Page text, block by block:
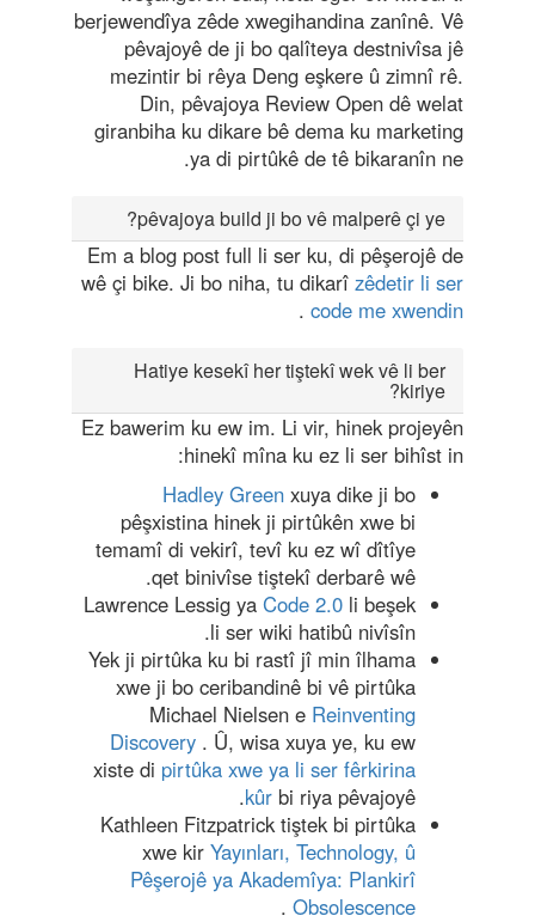
berjewendîya zêde xwegihandina zanînê. Vê
pêvajoyê de ji bo qalîteya destnivîsa jê
mezintir bi rêya Deng eşkere û zimnî rê.
Din, pêvajoya Review Open dê welat
giranbiha ku dikare bê dema ku marketing
ya di pirtûkê de tê bikaranîn ne.
pêvajoya build ji bo vê malperê çi ye?
Em a blog post full li ser ku, di pêşerojê de
wê çi bike. Ji bo niha, tu dikarî zêdetir li ser
code me xwendin
.
Hatiye kesekî her tiştekî wek vê li ber
kiriye?
Ez bawerim ku ew im. Li vir, hinek projeyên
hinekî mîna ku ez li ser bihîst in:
Hadley Green xuya dike ji bo
pêşxistina hinek ji pirtûkên xwe bi
temamî di vekirî, tevî ku ez wî dîtîye
qet binivîse tiştekî derbarê wê.
Lawrence Lessig ya Code 2.0 li beşek
li ser wiki hatibû nivîsîn.
Yek ji pirtûka ku bi rastî jî min îlhama
xwe ji bo ceribandinê bi vê pirtûka
Michael Nielsen e Reinventing
Discovery . Û, wisa xuya ye, ku ew
xiste di pirtûka xwe ya li ser fêrkirina
kûr bi riya pêvajoyê.
Kathleen Fitzpatrick tiştek bi pirtûka
xwe kir Yayınları, Technology, û
Pêşerojê ya Akademîya: Plankirî
Obsolescence
.